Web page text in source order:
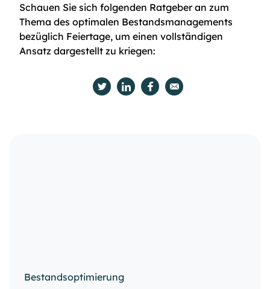
Schauen Sie sich folgenden Ratgeber an zum
Thema des optimalen Bestandsmanagements
bezüglich Feiertage, um einen vollständigen
Ansatz dargestellt zu kriegen:
Bestandsoptimierung